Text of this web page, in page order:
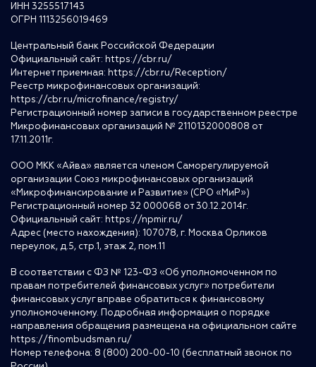
ИНН 3255517143
ОГРН 1113256019469
Центральный банк Российской Федерации
Официальный сайт: https://cbr.ru/
Интернет приемная: https://cbr.ru/Reception/
Реестр микрофинансовых организаций:
https://cbr.ru/microfinance/registry/
Регистрационный номер записи в государственном реестре
Микрофинансовых организаций № 2110132000808 от
17.11.2011г.
ООО МКК «Айва» является членом Саморегулируемой
организации Союз микрофинансовых организаций
«Микрофинансирование и Развитие» (СРО «МиР»)
Регистрационный номер 32 000068 от 30.12.2014г.
Официальный сайт: https://npmir.ru/
Адрес (место нахождения): 107078, г. Москва Орликов
переулок, д.5, стр.1, этаж 2, пом.11
В соответствии с ФЗ № 123-ФЗ «Об уполномоченном по
правам потребителей финансовых услуг» потребители
финансовых услуг вправе обратиться к финансовому
уполномоченному. Подробная информация о порядке
направления обращения размещена на официальном сайте
https://finombudsman.ru/
Номер телефона: 8 (800) 200-00-10 (бесплатный звонок по